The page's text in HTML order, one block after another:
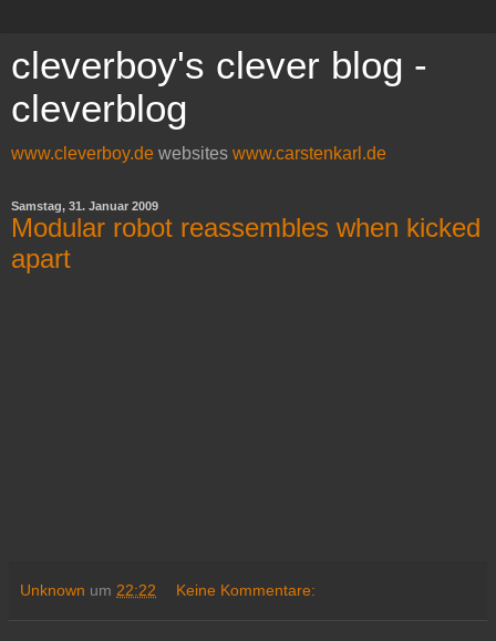
cleverboy's clever blog -
cleverblog
www.cleverboy.de websites www.carstenkarl.de
Samstag, 31. Januar 2009
Modular robot reassembles when kicked
apart
Unknown um 22:22 Keine Kommentare: